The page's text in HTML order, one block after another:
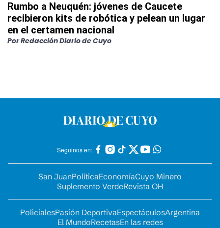
Rumbo a Neuquén: jóvenes de Caucete
recibieron kits de robótica y pelean un lugar
en el certamen nacional
PorRedacción Diario de Cuyo
Seguinos en:
San JuanPolíticaEconomíaCuyo Minero
Suplemento VerdeRevista OH
PolicialesPasión DeportivaEspectáculosArgentina
El MundoRecetasEn las redes